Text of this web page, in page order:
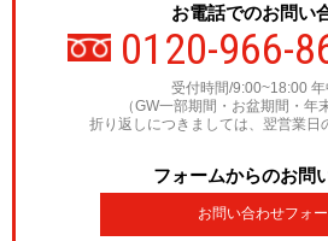
お電話でのお問い
0120-966-
受付時間/9:00~18:00 年
（GW一部期間・お盆期間・年
折り返しにつきましては、翌営業日
フォームからのお問
お問い合わせフォ